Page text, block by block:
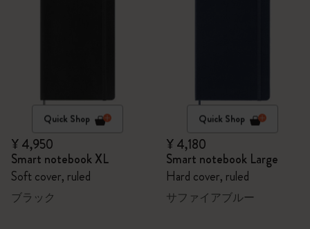
Quick Shop
¥ 4,950
Smart notebook XL
Soft cover, ruled
ブラック
Quick Shop
¥ 4,180
Smart notebook Large
Hard cover, ruled
サファイアブルー